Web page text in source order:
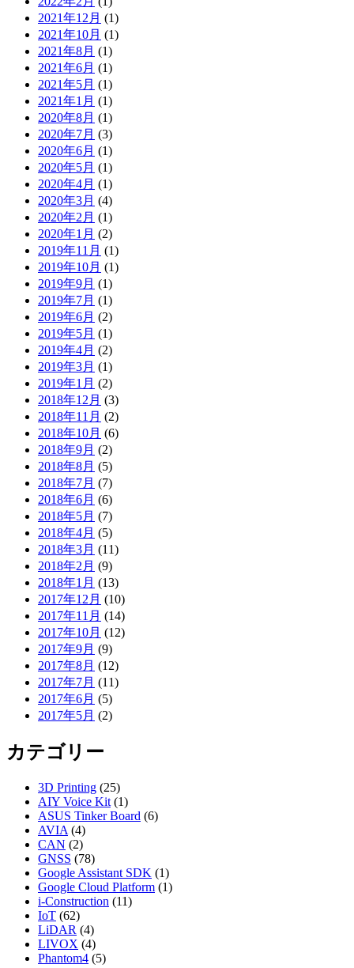
2021年12月 (1)
2021年10月 (1)
2021年8月 (1)
2021年6月 (1)
2021年5月 (1)
2021年1月 (1)
2020年8月 (1)
2020年7月 (3)
2020年6月 (1)
2020年5月 (1)
2020年4月 (1)
2020年3月 (4)
2020年2月 (1)
2020年1月 (2)
2019年11月 (1)
2019年10月 (1)
2019年9月 (1)
2019年7月 (1)
2019年6月 (2)
2019年5月 (1)
2019年4月 (2)
2019年3月 (1)
2019年1月 (2)
2018年12月 (3)
2018年11月 (2)
2018年10月 (6)
2018年9月 (2)
2018年8月 (5)
2018年7月 (7)
2018年6月 (6)
2018年5月 (7)
2018年4月 (5)
2018年3月 (11)
2018年2月 (9)
2018年1月 (13)
2017年12月 (10)
2017年11月 (14)
2017年10月 (12)
2017年9月 (9)
2017年8月 (12)
2017年7月 (11)
2017年6月 (5)
2017年5月 (2)
カテゴリー
3D Printing (25)
AIY Voice Kit (1)
ASUS Tinker Board (6)
AVIA (4)
CAN (2)
GNSS (78)
Google Assistant SDK (1)
Google Cloud Platform (1)
i-Construction (11)
IoT (62)
LiDAR (4)
LIVOX (4)
Phantom4 (5)